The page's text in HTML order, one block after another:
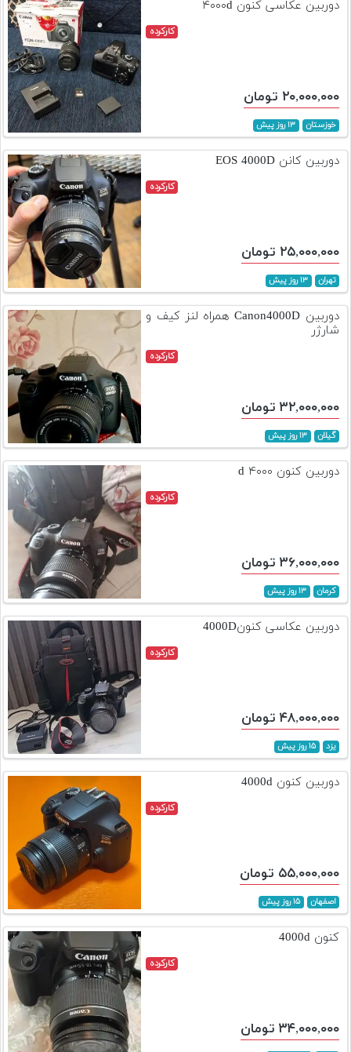
دوربین عکاسی کنون ۴۰۰۰d
کارکرده
۲۰,۰۰۰,۰۰۰ تومان
خوزستان ۱۳ روز پیش
دوربین کانن EOS 4000D
کارکرده
۲۵,۰۰۰,۰۰۰ تومان
تهران ۱۳ روز پیش
دوربین Canon4000D همراه لنز کیف و
شارژر
کارکرده
۳۲,۰۰۰,۰۰۰ تومان
گیلان ۱۳ روز پیش
دوربین کنون ۴۰۰۰ d
کارکرده
۳۶,۰۰۰,۰۰۰ تومان
کرمان ۱۳ روز پیش
دوربین عکاسی کنون4000D
کارکرده
۴۸,۰۰۰,۰۰۰ تومان
یزد ۱۵ روز پیش
دوربین کنون 4000d
کارکرده
۵۵,۰۰۰,۰۰۰ تومان
اصفهان ۱۵ روز پیش
کنون 4000d
کارکرده
۳۴,۰۰۰,۰۰۰ تومان